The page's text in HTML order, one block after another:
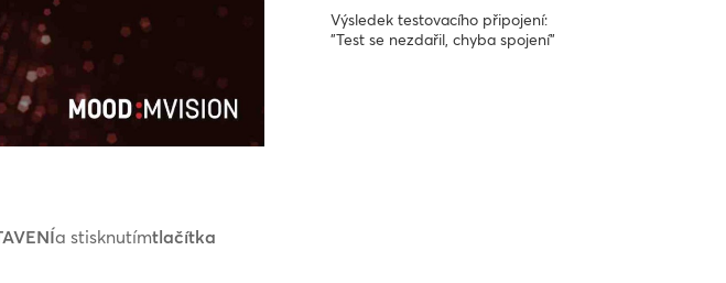
a stisknutímtlačítka
Výsledek testovacího připojení:
"Test se nezdařil, chyba spojení"